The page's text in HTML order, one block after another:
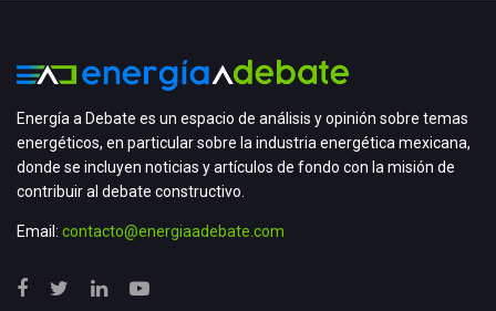
Energía a Debate es un espacio de análisis y opinión sobre temas
energéticos, en particular sobre la industria energética mexicana,
donde se incluyen noticias y artículos de fondo con la misión de
contribuir al debate constructivo.
Email: contacto@energiaadebate.com